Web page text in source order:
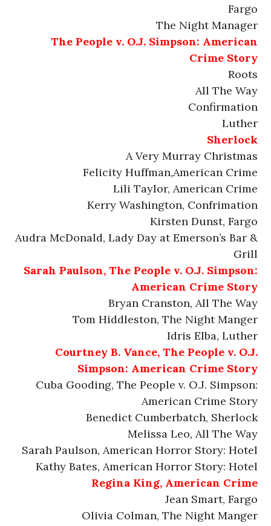
Fargo
The Night Manager
The People v. O.J. Simpson: American
Crime Story
Roots
All The Way
Confirmation
Luther
Sherlock
A Very Murray Christmas
Felicity Huffman,American Crime
Lili Taylor, American Crime
Kerry Washington, Confrimation
Kirsten Dunst, Fargo
Audra McDonald, Lady Day at Emerson’s Bar &
Grill
Sarah Paulson, The People v. O.J. Simpson:
American Crime Story
Bryan Cranston, All The Way
Tom Hiddleston, The Night Manger
Idris Elba, Luther
Courtney B. Vance, The People v. O.J.
Simpson: American Crime Story
Cuba Gooding, The People v. O.J. Simpson:
American Crime Story
Benedict Cumberbatch, Sherlock
Melissa Leo, All The Way
Sarah Paulson, American Horror Story: Hotel
Kathy Bates, American Horror Story: Hotel
Regina King, American Crime
Jean Smart, Fargo
Olivia Colman, The Night Manger